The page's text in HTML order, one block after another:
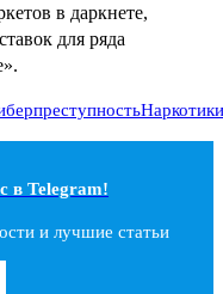
в даркнете,
для ряда
Наркотики
в Telegram!
и лучшие статьи